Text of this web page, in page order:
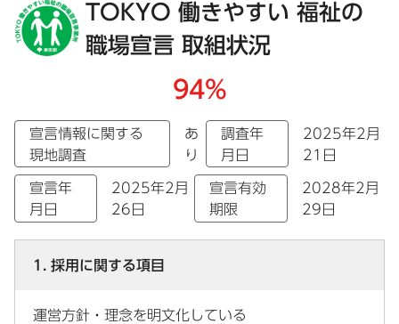
TOKYO 働きやすい 福祉の
職場宣言 取組状況
94%
宣言情報に関する
現地調査
あ
り
調査年
月日
2025年2月
21日
宣言年
月日
2025年2月
26日
宣言有効
期限
2028年2月
29日
1. 採用に関する項目
運営方針・理念を明文化している